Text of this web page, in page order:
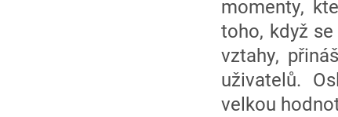
momenty,
toho, když
vztahy,
uživatelů.
velkou